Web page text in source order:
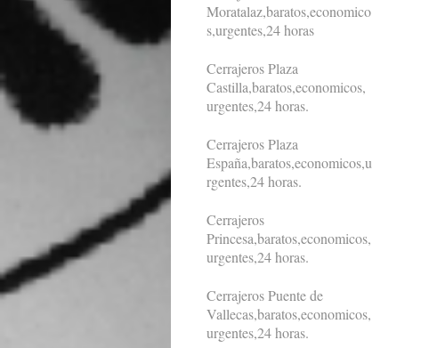
Moratalaz,baratos,economico
s,urgentes,24 horas
Cerrajeros Plaza
Castilla,baratos,economicos,
urgentes,24 horas.
Cerrajeros Plaza
España,baratos,economicos,u
rgentes,24 horas.
Cerrajeros
Princesa,baratos,economicos,
urgentes,24 horas.
Cerrajeros Puente de
Vallecas,baratos,economicos,
urgentes,24 horas.